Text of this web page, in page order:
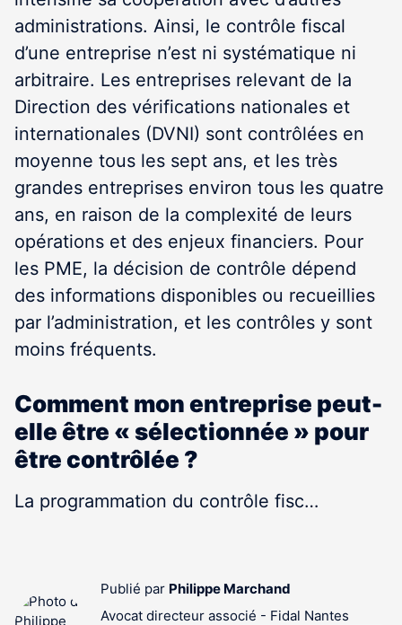
administrations. Ainsi, le contrôle fiscal
d’une entreprise n’est ni systématique ni
arbitraire. Les entreprises relevant de la
Direction des vérifications nationales et
internationales (DVNI) sont contrôlées en
moyenne tous les sept ans, et les très
grandes entreprises environ tous les quatre
ans, en raison de la complexité de leurs
opérations et des enjeux financiers. Pour
les PME, la décision de contrôle dépend
des informations disponibles ou recueillies
par l’administration, et les contrôles y sont
moins fréquents.
Comment mon entreprise peut-
elle être « sélectionnée » pour
être contrôlée ?
La programmation du contrôle fisc…
Publié par Philippe Marchand
Avocat directeur associé - Fidal Nantes